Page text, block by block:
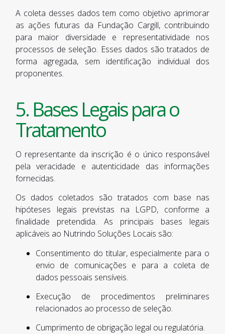
A coleta desses dados tem como objetivo aprimorar
as ações futuras da Fundação Cargill, contribuindo
para maior diversidade e representatividade nos
processos de seleção. Esses dados são tratados de
forma agregada, sem identificação individual dos
proponentes.
5. Bases Legais para o
Tratamento
O representante da inscrição é o único responsável
pela veracidade e autenticidade das informações
fornecidas.
Os dados coletados são tratados com base nas
hipóteses legais previstas na LGPD, conforme a
finalidade pretendida. As principais bases legais
aplicáveis ao Nutrindo Soluções Locais são:
Consentimento do titular, especialmente para o
envio de comunicações e para a coleta de
dados pessoais sensíveis.
Execução de procedimentos preliminares
relacionados ao processo de seleção.
Cumprimento de obrigação legal ou regulatória.